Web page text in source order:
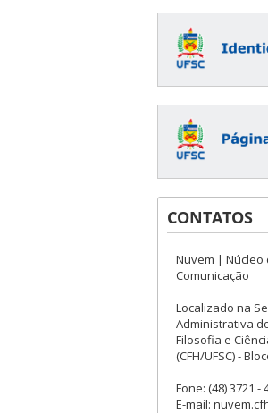
CONTATOS
Nuvem | Núcleo
Comunicação
Localizado na
Administrativa
Filosofia e
(CFH/UFSC) -
Fone: (48) 3721 -
E-mail: